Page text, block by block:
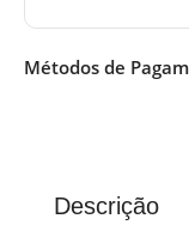
Métodos de
Descrição